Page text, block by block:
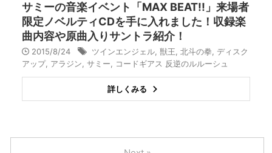
サミーの音楽イベント「MAX BEAT!!」来場者
限定ノベルティCDを手に入れました！収録楽
曲内容や原曲入りサントラ紹介！
2015/8/24 ツインエンジェル, 獣王 北斗の拳
ディスク
アップ, アラジン サミー コードギアス 反逆のルルーシュ
詳しくみる